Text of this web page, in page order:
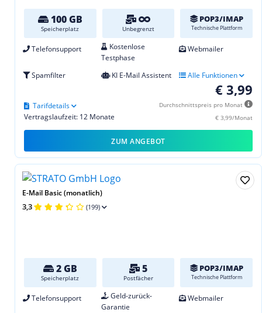
100 GB
Speicherplatz Unbegrenzt
POP3/IMAP
Technische Plattform
Telefonsupport
Kostenlose
Testphase
Webmailer
Spamfilter KI E-Mail Assistent Alle Funktionen
€ 3,99
Durchschnittspreis pro Monat
€ 3,99/Monat
Vertragslaufzeit: 12 Monate
Tarifdetails
ZUM ANGEBOT
E-Mail Basic (monatlich)
3,3 (199)
2 GB
Speicherplatz
5
Postfächer
POP3/IMAP
Technische Plattform
Telefonsupport
Geld-zurück-
Garantie
Webmailer